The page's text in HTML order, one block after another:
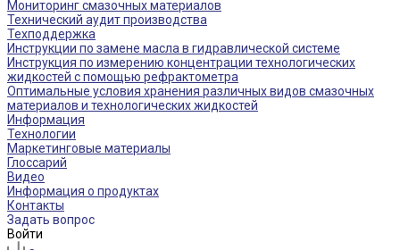
Мониторинг смазочных материалов
Технический аудит производства
Техподдержка
Инструкции по замене масла в гидравлической системе
Инструкция по измерению концентрации технологических
жидкостей с помощью рефрактометра
Оптимальные условия хранения различных видов смазочных
материалов и технологических жидкостей
Информация
Технологии
Маркетинговые материалы
Глоссарий
Видео
Информация о продуктах
Контакты
Задать вопрос
Войти